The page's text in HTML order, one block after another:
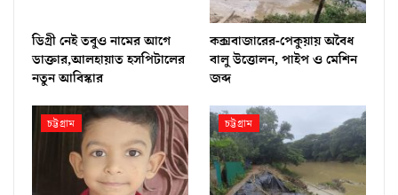
ডিগ্রী নেই তবুও নামের আগে
ডাক্তার,আলহায়াত হসপিটালের
নতুন আবিস্কার
কক্সবাজারের-পেকুয়ায় অবৈধ
বালু উত্তোলন, পাইপ ও মেশিন
জব্দ
চট্টগ্রাম চট্টগ্রাম